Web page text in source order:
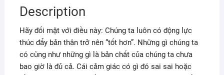
Description
Hãy đối mặt với điều này: Chúng ta luôn có động lực
thúc đẩy bản thân trở nên “tốt hơn”. Những gì chúng ta
có cũng như những gì là bản chất của chúng ta chưa
bao giờ là đủ cả. Cái cảm giác có gì đó sai sai hoặc